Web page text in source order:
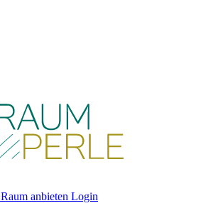
Raum anbieten Login